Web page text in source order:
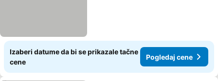
Izaberi datume da bi se prikazale tačne
cene
Pogledaj cene